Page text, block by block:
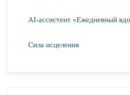
AI-ассистент «Ежедневный
Сила исцеления